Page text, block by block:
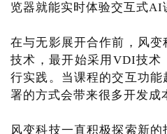
览器就能实时体验交互式AI
在与无影展开合作前，风
技术，最开始采用VDI技术
行实践。当课程的交互功
署的方式会带来很多开发成
风变科技一直积极探索新